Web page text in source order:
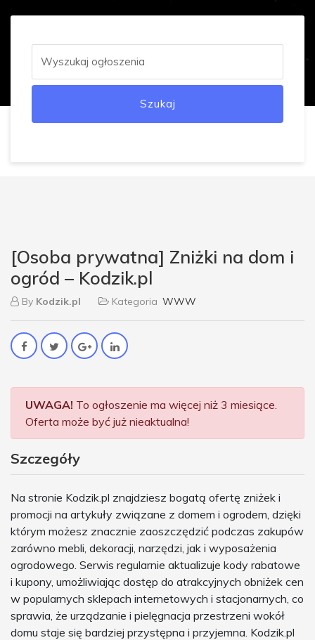
Szukaj
[Osoba prywatna] Zniżki na dom i
ogród – Kodzik.pl
By Kodzik.pl Kategoria WWW
UWAGA! To ogłoszenie ma więcej niż 3 miesiące.
Oferta może być już nieaktualna!
Szczegóły
Na stronie Kodzik.pl znajdziesz bogatą ofertę zniżek i
promocji na artykuły związane z domem i ogrodem, dzięki
którym możesz znacznie zaoszczędzić podczas zakupów
zarówno mebli, dekoracji, narzędzi, jak i wyposażenia
ogrodowego. Serwis regularnie aktualizuje kody rabatowe
i kupony, umożliwiając dostęp do atrakcyjnych obniżek cen
w popularnych sklepach internetowych i stacjonarnych, co
sprawia, że urządzanie i pielęgnacja przestrzeni wokół
domu staje się bardziej przystępna i przyjemna. Kodzik.pl